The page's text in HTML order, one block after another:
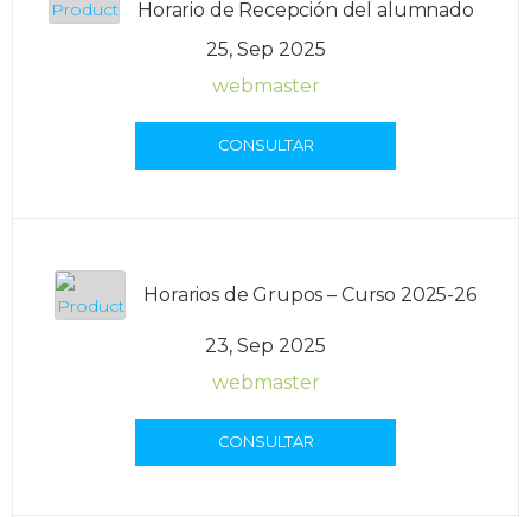
Horario de Recepción del alumnado
25, Sep 2025
webmaster
CONSULTAR
Horarios de Grupos – Curso 2025-26
23, Sep 2025
webmaster
CONSULTAR